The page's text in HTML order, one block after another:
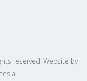
reserved. Website by